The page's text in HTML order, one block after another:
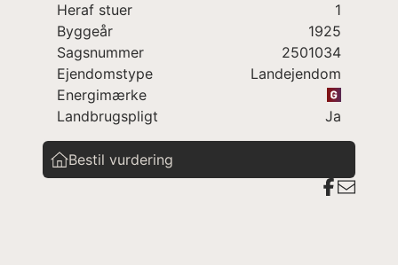
Badeværelse
Køkken
Stue
Soveværelse
Fyrrum/bryggers
Udhuse/staldbygninger
Værksted
Heraf stuer
1
Byggeår
1925
Sagsnummer
2501034
Ejendomstype
Landejendom
Energimærke
Landbrugspligt
Ja
Bestil vurdering